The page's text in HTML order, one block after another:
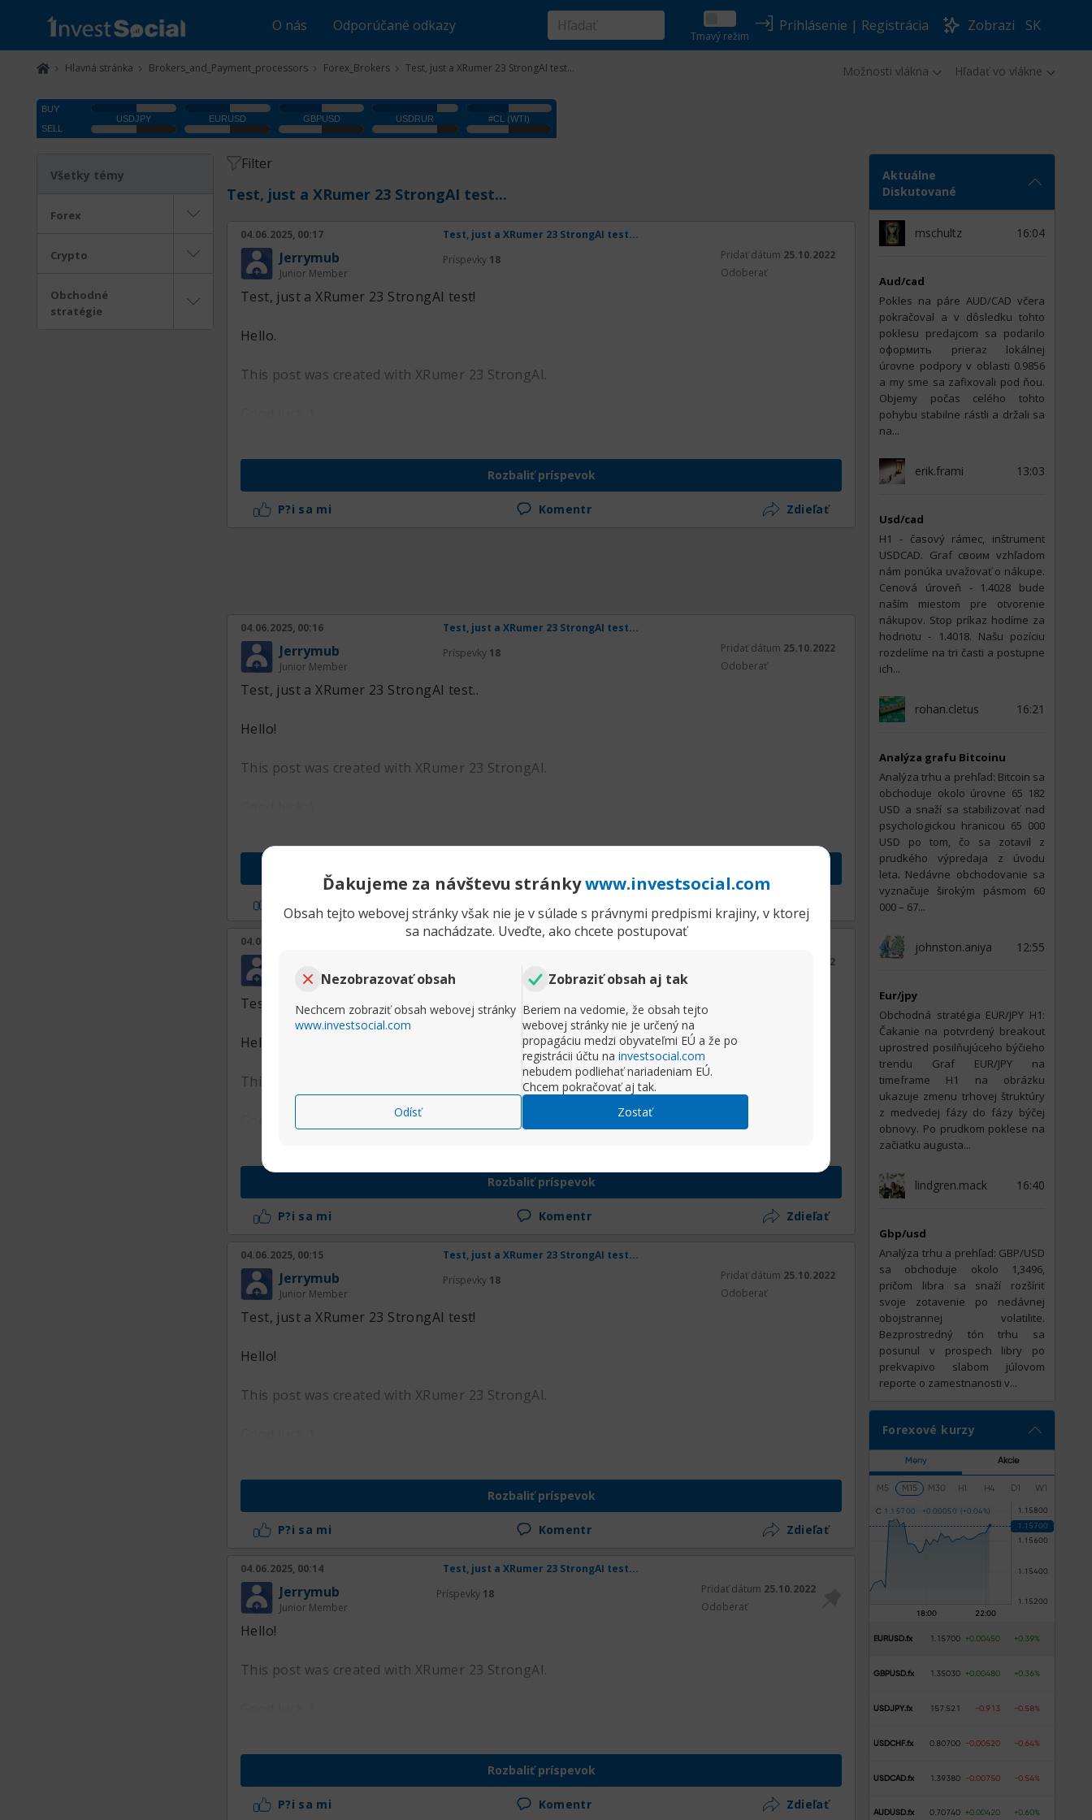
O nás Odporúčané odkazy
Tmavý režim
Prihlásenie | Registrácia Zobrazi SK
Hlavná stránka Brokers_and_Payment_processors Forex_Brokers Test, just a XRumer 23 StrongAI test... Možnosti vlákna Hľadať vo vlákne
Ďakujeme za návštevu stránkywww.investsocial.com
Obsah tejto webovej stránky však nie je v súlade s právnymi predpismi krajiny, v ktorej
sa nachádzate. Uveďte, ako chcete postupovať
Nezobrazovať obsah
Nechcem zobraziť obsah webovej stránky
www.investsocial.com
Odísť
Zobraziť obsah aj tak
Beriem na vedomie, že obsah tejto
webovej stránky nie je určený na
propagáciu medzi obyvateľmi EÚ a že po
registrácii účtu na investsocial.com
nebudem podliehať nariadeniam EÚ.
Chcem pokračovať aj tak.
Zostať
Všetky témy
Forex
Crypto
Obchodné
stratégie
Filter
Test, just a XRumer 23 StrongAI test...
04.06.2025, 00:17 Test, just a XRumer 23 StrongAI test...
Jerrymub
Junior Member
Príspevky 18 Pridať dátum 25.10.2022
Odoberať
Test, just a XRumer 23 StrongAI test!
Hello.
This post was created with XRumer 23 StrongAI.
Rozbaliť príspevok
P?i sa mi Komentr Zdieľať
04.06.2025, 00:16 Test, just a XRumer 23 StrongAI test...
Jerrymub
Junior Member
Príspevky 18 Pridať dátum 25.10.2022
Odoberať
Test, just a XRumer 23 StrongAI test..
Hello!
This post was created with XRumer 23 StrongAI.
04.06.2025, 00:15 Test, just a XRumer 23 StrongAI test...
Junior Member
25.10.2022
Test, just a XRumer 23 StrongAI test...
Hello.
This post was created with XRumer 23 StrongAI.
Rozbaliť príspevok
P?i sa mi Komentr Zdieľať
04.06.2025, 00:15 Test, just a XRumer 23 StrongAI test...
Jerrymub
Junior Member
Príspevky 18 Pridať dátum 25.10.2022
Odoberať
Test, just a XRumer 23 StrongAI test!
Hello!
This post was created with XRumer 23 StrongAI.
Rozbaliť príspevok
P?i sa mi Komentr Zdieľať
04.06.2025, 00:14 Test, just a XRumer 23 StrongAI test...
Jerrymub
Junior Member
Príspevky 18 Pridať dátum 25.10.2022
Odoberať
Hello!
This post was created with XRumer 23 StrongAI.
Rozbaliť príspevok
P?i sa mi Komentr Zdieľať
Aktuálne
Diskutované
mschultz 16:04
Aud/cad
Pokles na páre AUD/CAD včera
pokračoval a v dôsledku tohto
poklesu predajcom sa podarilo
оформить prieraz lokálnej
úrovne podpory v oblasti 0.9856
a my sme sa zafixovali pod ňou.
Objemy počas celého tohto
pohybu stabilne rástli a držali sa
na...
erik.frami 13:03
Usd/cad
Н1 - časový rámec, inštrument
USDCAD. Graf своим vzhľadom
nám ponúka uvažovať o nákupe.
Cenová úroveň - 1.4028 bude
naším miestom pre otvorenie
nákupov. Stop príkaz hodíme za
hodnotu - 1.4018. Našu pozíciu
rozdelíme na tri časti a postupne
ich...
rohan.cletus 16:21
Analýza grafu Bitcoinu
Analýza trhu a prehľad: Bitcoin sa
obchoduje okolo úrovne 65 182
USD a snaží sa stabilizovať nad
psychologickou hranicou 65 000
USD po tom, čo sa zotavil z
prudkého výpredaja z úvodu
leta. Nedávne obchodovanie sa
vyznačuje širokým pásmom 60
000 – 67...
johnston.aniya 12:55
Eur/jpy
Obchodná stratégia EUR/JPY H1:
Čakanie na potvrdený breakout
uprostred posilňujúceho býčieho
trendu Graf EUR/JPY na
timeframe H1 na obrázku
ukazuje zmenu trhovej štruktúry
z medvedej fázy do fázy býčej
obnovy. Po prudkom poklese na
začiatku augusta...
lindgren.mack 16:40
Gbp/usd
Analýza trhu a prehľad: GBP/USD
sa obchoduje okolo 1,3496,
pričom libra sa snaží rozšíriť
svoje zotavenie po nedávnej
obojstrannej volatilite.
Bezprostredný tón trhu sa
posunul v prospech libry po
prekvapivo slabom júlovom
reporte o zamestnanosti v...
Forexové kurzy
Meny Akcie
M5 M15 M30 H1 H4 D1 W1
C 1 .1 5 7 00 +0 .00050 ( +0 .04 %
EURUSD.fx 1.15700 +0.00450 +0.39%
GBPUSD.fx 1.35030 +0.00480 +0.36%
USDJPY.fx 157.521 -0.913 -0.58%
USDCHF.fx 0.80700 -0.00520 -0.64%
USDCAD.fx 1.39380 -0.00750 -0.54%
AUDUSD.fx 0.70740 +0.00420 +0.60%